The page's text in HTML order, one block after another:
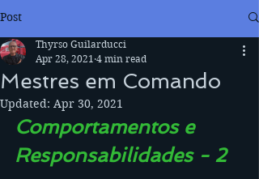
Post
Mestres em Comando
Thyrso Guilarducci
Apr 28, 2021 4 min read
Updated: Apr 30, 2021
Comportamentos e
Responsabilidades - 2